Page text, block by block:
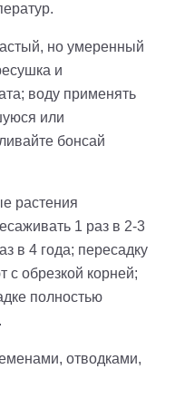
но умеренный
и
воду применять
или
бонсай
растения
1 раз в 2-3
в 4 года; пересадку
обрезкой корней;
полностью
отводками,